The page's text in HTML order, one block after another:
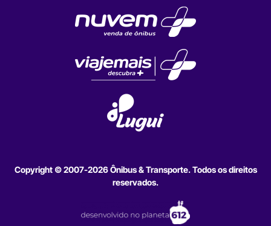
Copyright © 2007-2026 Ônibus & Transporte. Todos os direitos
reservados.